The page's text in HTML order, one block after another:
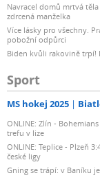
Navracel domů mrtvá
zdrcená manželka
Více lásky pro všechny.
pobožní odpůrci
Biden kvůli rakovině trpí!
Sport
MS hokej 2025
ONLINE: Zlín -
trefu v lize
ONLINE: Teplice - Plzeň
české ligy
Gning se trápí: v Baníku